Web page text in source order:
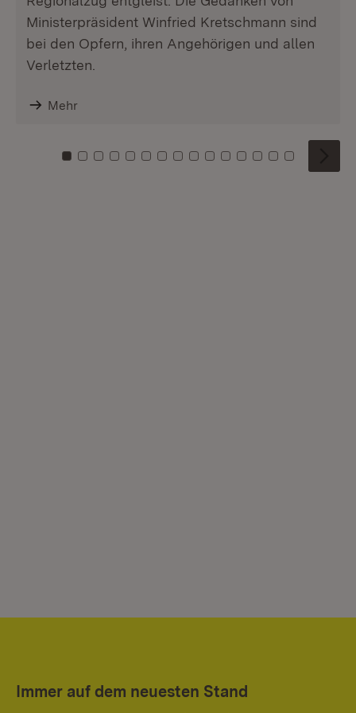
Ministerpräsident Winfried Kretschmann sind
bei den Opfern, ihren Angehörigen und allen
Verletzten.
Mehr
Zu Kachel: 0
Zu Kachel: 1
Zu Kachel: 2
Zu Kachel: 3
Zu Kachel: 4
Zu Kachel: 5
Zu Kachel: 6
Zu Kachel: 7
Zu Kachel: 8
Zu Kachel: 9
Zu Kachel: 10
Zu Kachel: 11
Zu Kachel: 12
Zu Kachel:
Zu
Immer auf dem neuesten Stand